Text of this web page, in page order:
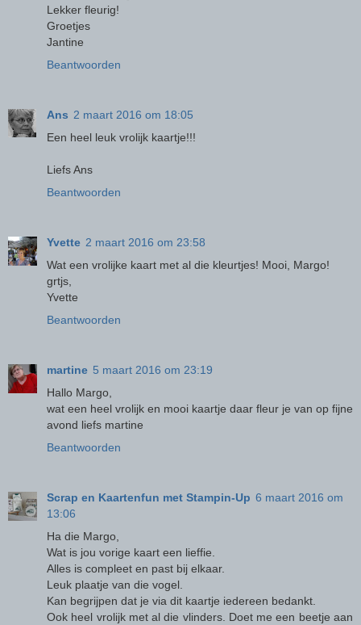
Lekker fleurig!
Groetjes
Jantine
Beantwoorden
Ans 2 maart 2016 om 18:05
Een heel leuk vrolijk kaartje!!!
Liefs Ans
Beantwoorden
Yvette 2 maart 2016 om 23:58
Wat een vrolijke kaart met al die kleurtjes! Mooi, Margo!
grtjs,
Yvette
Beantwoorden
martine 5 maart 2016 om 23:19
Hallo Margo,
wat een heel vrolijk en mooi kaartje daar fleur je van op fijne
avond liefs martine
Beantwoorden
Scrap en Kaartenfun met Stampin-Up 6 maart 2016 om
13:06
Ha die Margo,
Wat is jou vorige kaart een lieffie.
Alles is compleet en past bij elkaar.
Leuk plaatje van die vogel.
Kan begrijpen dat je via dit kaartje iedereen bedankt.
Ook heel vrolijk met al die vlinders. Doet me een beetje aan